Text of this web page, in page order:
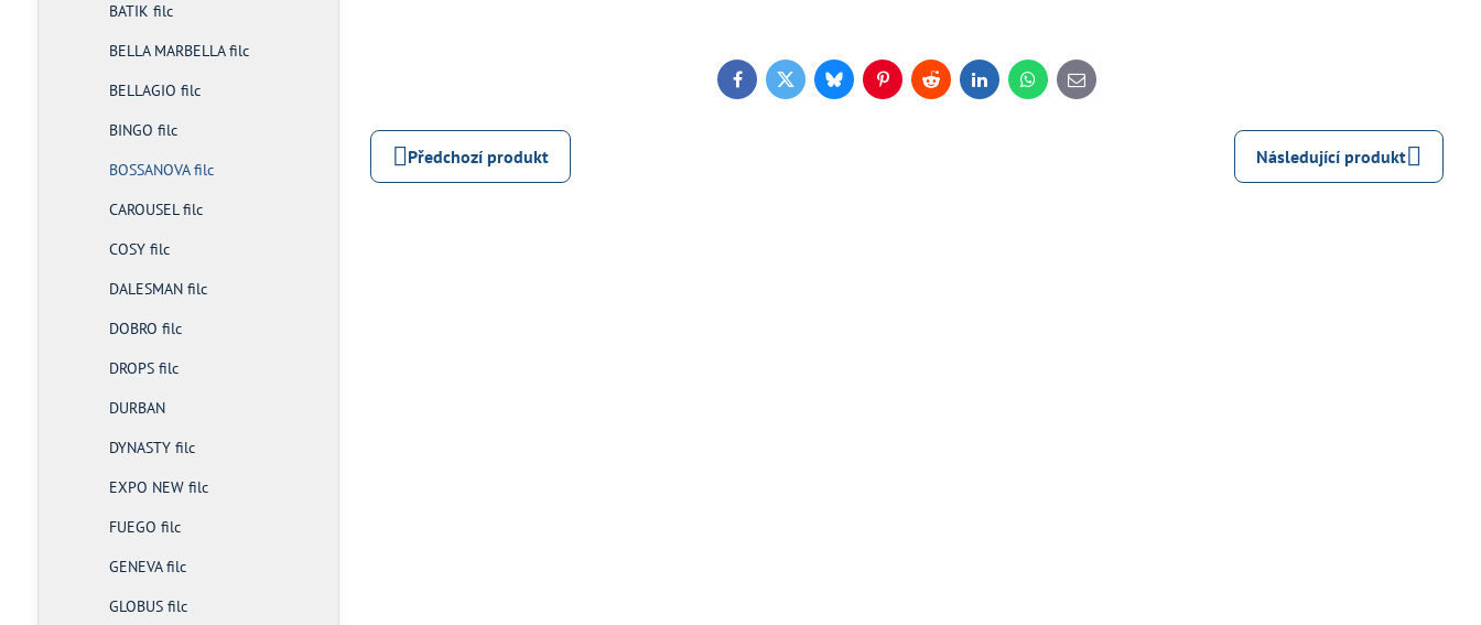
FacebookTwitterBlueskyPinterestRedditLinkedInWhatsApp
E-
mail
Předchozí produkt Následující produkt
BATIK filc
BELLA MARBELLA filc
BELLAGIO filc
BINGO filc
BOSSANOVA filc
CAROUSEL filc
COSY filc
DALESMAN filc
DOBRO filc
DROPS filc
DURBAN
DYNASTY filc
EXPO NEW filc
FUEGO filc
GENEVA filc
GLOBUS filc